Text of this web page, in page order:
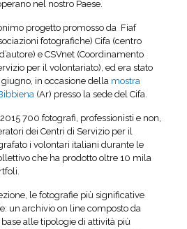
nel nostro Paese.
progetto promosso da Fiaf
fotografiche) Cifa (centro
e CSVnet (Coordinamento
per il volontariato), ed era stato
in occasione della mostra
(Ar) presso la sede del Cifa.
700 fotografi, professionisti e non,
dei Centri di Servizio per il
i volontari italiani durante le
che ha prodotto oltre 10 mila
le fotografie più significative
un archivio on line composto da
alle tipologie di attività più